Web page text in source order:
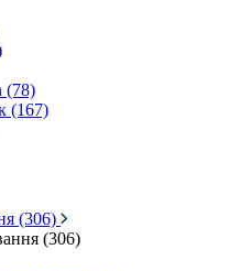
(78)
(167)
(306)
(306)